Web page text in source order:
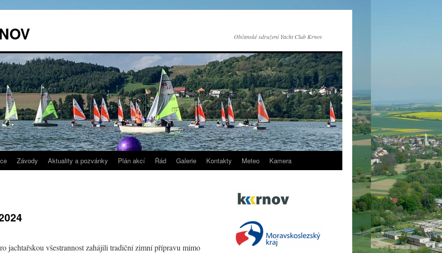
Občanské sdružení Yacht Club Krnov
Závody Aktuality a pozvánky Plán akcí Řád Galerie Kontakty Meteo Kamera
jachtařskou všestrannost zahájili tradiční zimní přípravu mimo